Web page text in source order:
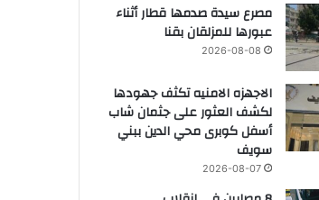
مصرع سيدة صدمها قطار أثناء
عبورها للمزلقان بقنا
2026-08-08
الاجهزه الامنيه تكثف جهودها
لكشف العثور على جثمان شاب
أسفل كوبرى محي الدين ببني
سويف
2026-08-07